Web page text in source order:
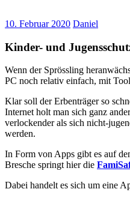
10. Februar 2020 Daniel
Kinder- und
Wenn der Sprössling
PC noch relativ einfach, mit
Klar soll der Erbenträger so
Internet holt man sich ganz
verlockender als sich nicht-
werden.
In Form von Apps gibt es auf
Bresche springt hier die
Dabei handelt es sich um eine